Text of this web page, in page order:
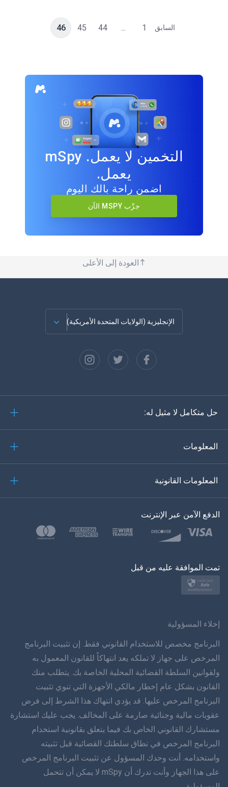
السابق 1
...
44
45
46
التخمين لا يعمل. mSpy
يعمل.
اضمن راحة بالك اليوم
جرِّب MSPY الآن
العودة إلى الأعلى
الإنجليزية (الولايات المتحدة الأمريكية)
الاسبانية
البرتغالية
한?의의
بولسكي
简体 体 中文
हिंददी
اللغة الهولندية
עברית
رومانا
حل متكامل لا مثيل له:
المعلومات
المعلومات القانونية
الدفع الآمن عبر الإنترنت
تمت الموافقة عليه من قبل
إخلاء المسؤولية
البرنامج مخصص للاستخدام القانوني فقط. إن تثبيت البرنامج
المرخص على جهاز لا تملكه يعد انتهاكاً للقانون المعمول به
ولقوانين السلطة القضائية المحلية الخاصة بك. يتطلب منك
القانون بشكل عام إخطار مالكي الأجهزة التي تنوي تثبيت
البرنامج المرخص عليها. قد يؤدي انتهاك هذا الشرط إلى فرض
عقوبات مالية وجنائية صارمة على المخالف. يجب عليك استشارة
مستشارك القانوني الخاص بك فيما يتعلق بقانونية استخدام
البرنامج المرخص في نطاق سلطتك القضائية قبل تثبيته
واستخدامه. أنت وحدك المسؤول عن تثبيت البرنامج المرخص
على هذا الجهاز وأنت تدرك أن mSpy لا يمكن أن تتحمل